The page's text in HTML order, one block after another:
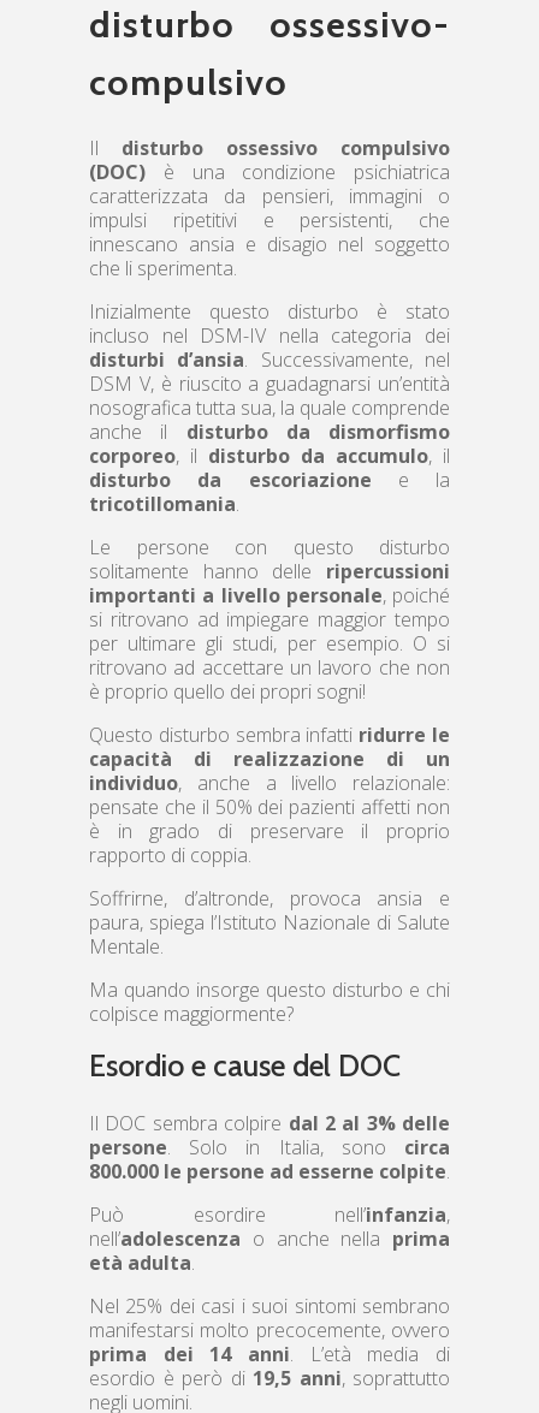
disturbo ossessivo-
compulsivo
Il disturbo ossessivo compulsivo
(DOC) è una condizione psichiatrica
caratterizzata da pensieri, immagini o
impulsi ripetitivi e persistenti, che
innescano ansia e disagio nel soggetto
che li sperimenta.
Inizialmente questo disturbo è stato
incluso nel DSM-IV nella categoria dei
disturbi d’ansia. Successivamente, nel
DSM V, è riuscito a guadagnarsi un’entità
nosografica tutta sua, la quale comprende
anche il disturbo da dismorfismo
corporeo, il disturbo da accumulo, il
disturbo da escoriazione e la
tricotillomania.
Le persone con questo disturbo
solitamente hanno delle ripercussioni
importanti a livello personale, poiché
si ritrovano ad impiegare maggior tempo
per ultimare gli studi, per esempio. O si
ritrovano ad accettare un lavoro che non
è proprio quello dei propri sogni!
Questo disturbo sembra infatti ridurre le
capacità di realizzazione di un
individuo, anche a livello relazionale:
pensate che il 50% dei pazienti affetti non
è in grado di preservare il proprio
rapporto di coppia.
Soffrirne, d’altronde, provoca ansia e
paura, spiega l’Istituto Nazionale di Salute
Mentale.
Ma quando insorge questo disturbo e chi
colpisce maggiormente?
Esordio e cause del DOC
Il DOC sembra colpire dal 2 al 3% delle
persone. Solo in Italia, sono circa
800.000 le persone ad esserne colpite.
Può esordire nell’infanzia,
nell’adolescenza o anche nella prima
età adulta.
Nel 25% dei casi i suoi sintomi sembrano
manifestarsi molto precocemente, ovvero
prima dei 14 anni. L’età media di
esordio è però di 19,5 anni, soprattutto
negli uomini.